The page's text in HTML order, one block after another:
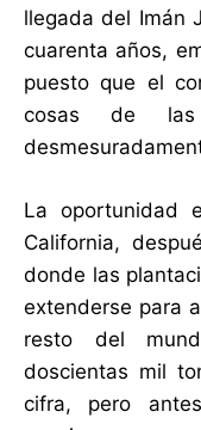
llegada del Imán
cuarenta años,
puesto que el
cosas de
La oportunidad
California,
donde las
extenderse para
resto del
doscientas mil
cifra, pero